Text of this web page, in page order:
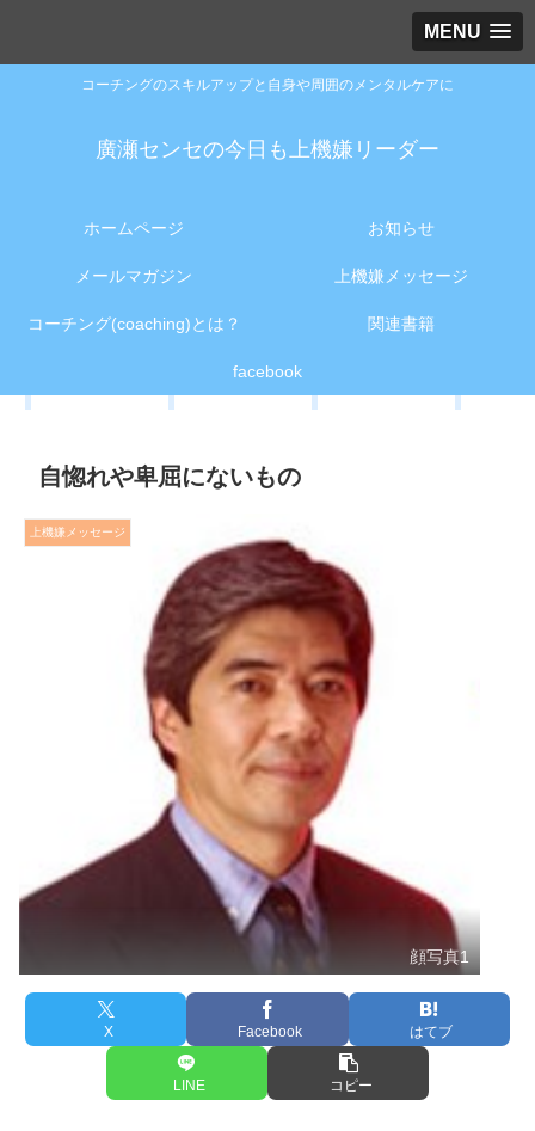
MENU
コーチングのスキルアップと自身や周囲のメンタルケアに
廣瀬センセの今日も上機嫌リーダー
ホームページ お知らせ
メールマガジン 上機嫌メッセージ
コーチング(coaching)とは？ 関連書籍
facebook
自惚れや卑屈にないもの
上機嫌メッセージ
顔写真1
X Facebook はてブ
LINE コピー